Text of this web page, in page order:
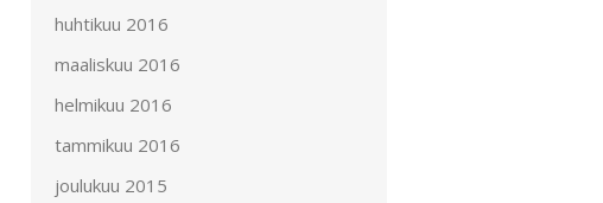
huhtikuu 2016
maaliskuu 2016
helmikuu 2016
tammikuu 2016
joulukuu 2015